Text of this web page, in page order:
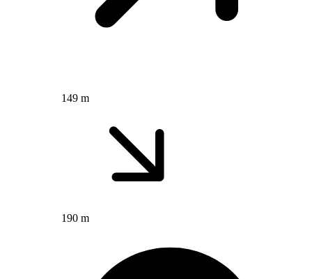
149 m
190 m